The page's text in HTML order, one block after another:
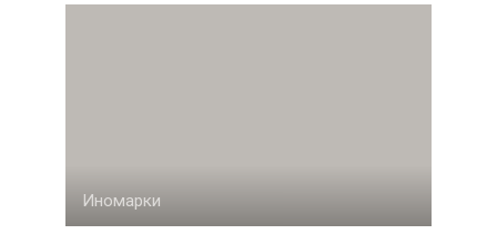
Иномарки